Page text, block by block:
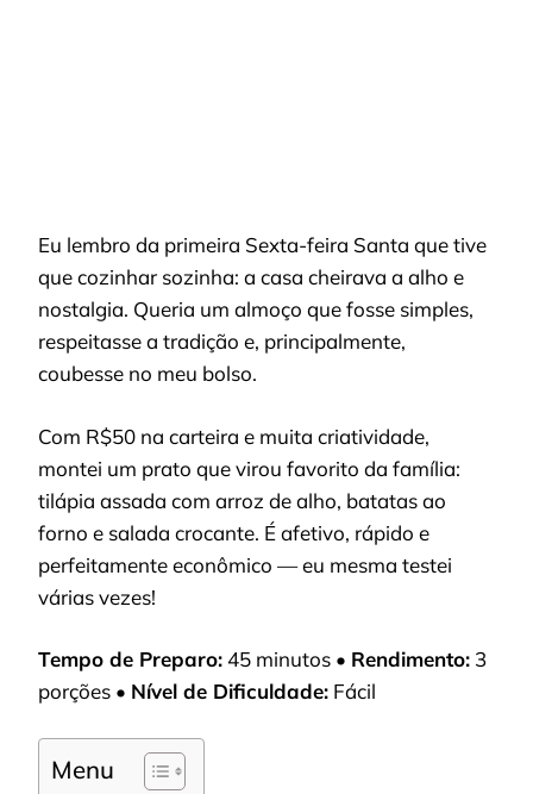
Eu lembro da primeira Sexta-feira Santa que tive
que cozinhar sozinha: a casa cheirava a alho e
nostalgia. Queria um almoço que fosse simples,
respeitasse a tradição e, principalmente,
coubesse no meu bolso.
Com R$50 na carteira e muita criatividade,
montei um prato que virou favorito da família:
tilápia assada com arroz de alho, batatas ao
forno e salada crocante. É afetivo, rápido e
perfeitamente econômico — eu mesma testei
várias vezes!
Tempo de Preparo:45 minutos • Rendimento: 3
porções • Nível de Dificuldade: Fácil
Menu